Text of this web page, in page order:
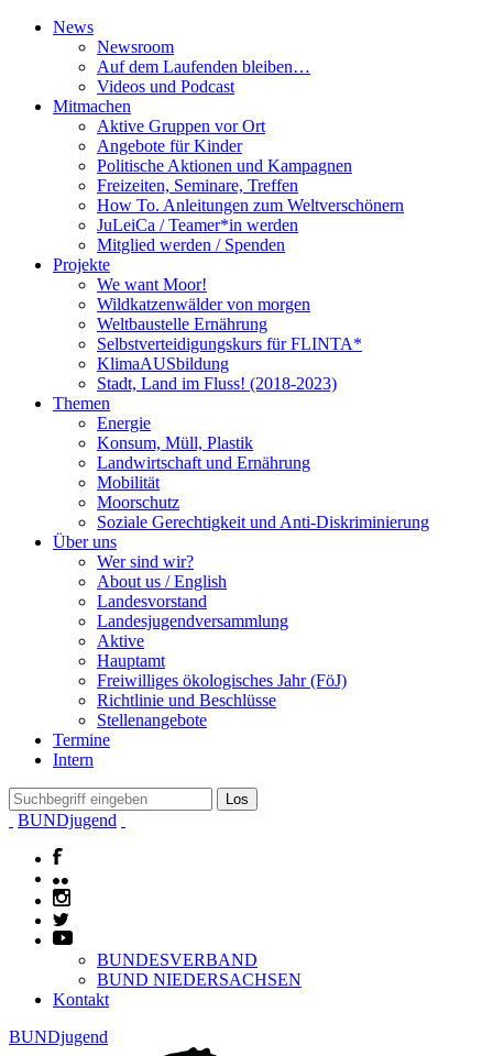
News
Newsroom
Auf dem Laufenden bleiben…
Videos und Podcast
Mitmachen
Aktive Gruppen vor Ort
Angebote für Kinder
Politische Aktionen und Kampagnen
Freizeiten, Seminare, Treffen
How To. Anleitungen zum Weltverschönern
JuLeiCa / Teamer*in werden
Mitglied werden / Spenden
Projekte
We want Moor!
Wildkatzenwälder von morgen
Weltbaustelle Ernährung
Selbstverteidigungskurs für FLINTA*
KlimaAUSbildung
Stadt, Land im Fluss! (2018-2023)
Themen
Energie
Konsum, Müll, Plastik
Landwirtschaft und Ernährung
Mobilität
Moorschutz
Soziale Gerechtigkeit und Anti-Diskriminierung
Über uns
Wer sind wir?
About us / English
Landesvorstand
Landesjugendversammlung
Aktive
Hauptamt
Freiwilliges ökologisches Jahr (FöJ)
Richtlinie und Beschlüsse
Stellenangebote
Termine
Intern
BUNDjugend
BUNDESVERBAND
BUND NIEDERSACHSEN
Kontakt
BUNDjugend